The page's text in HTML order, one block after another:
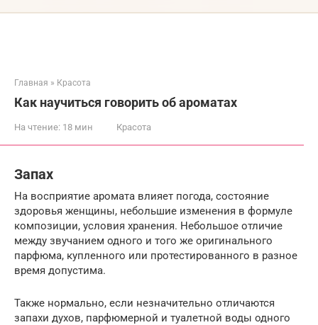
Главная » Красота
Как научиться говорить об ароматах
На чтение: 18 мин Красота
Запах
На восприятие аромата влияет погода, состояние
здоровья женщины, небольшие изменения в формуле
композиции, условия хранения. Небольшое отличие
между звучанием одного и того же оригинального
парфюма, купленного или протестированного в разное
время допустима.
Также нормально, если незначительно отличаются
запахи духов, парфюмерной и туалетной воды одного